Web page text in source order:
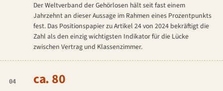
Der Weltverband der Gehörlosen hält seit fast einem
Jahrzehnt an dieser Aussage im Rahmen eines Prozentpunkts
fest. Das Positionspapier zu Artikel 24 von 2024 bekräftigt die
Zahl als den einzig wichtigsten Indikator für die Lücke
zwischen Vertrag und Klassenzimmer.
04 ca. 80